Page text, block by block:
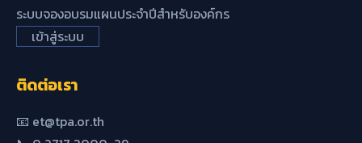
ระบบจองอบรมแผนประจำปีสำหรับองค์กร
เข้าสู่ระบบ
ติดต่อเรา
📧 et@tpa.or.th